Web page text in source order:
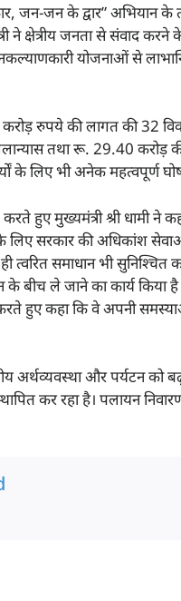
जन-जन के द्वार” अभियान
क्षेत्रीय जनता से संवाद करने के
योजनाओं से
रुपये की लागत की 32
तथा रू. 29.40 करोड़
के लिए भी अनेक महत्वपूर्ण
करते हुए मुख्यमंत्री श्री
लिए सरकार की अधिकांश
समाधान भी
ले जाने का कार्य किया
हुए कहा कि वे अपनी
और पर्यटन को
कर रहा है। पलायन